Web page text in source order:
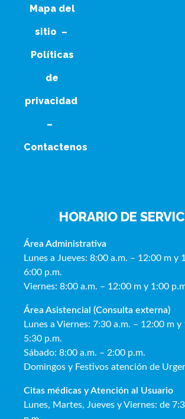
Mapa del
sitio –
Políticas
de
privacidad
–
Contactenos
HORARIO DE
Área Administrativa
Lunes a Jueves: 8:00 a.m. – 12:00 m y
6:00 p.m.
Viernes: 8:00 a.m. – 12:00 m y 1:00
Área Asistencial (Consulta externa)
Lunes a Viernes: 7:30 a.m. – 12:00 m y
5:30 p.m.
Sábado: 8:00 a.m. – 2:00 p.m.
Domingos y Festivos atención de
Citas médicas y Atención al Usuario
Lunes, Martes, Jueves y Viernes: de